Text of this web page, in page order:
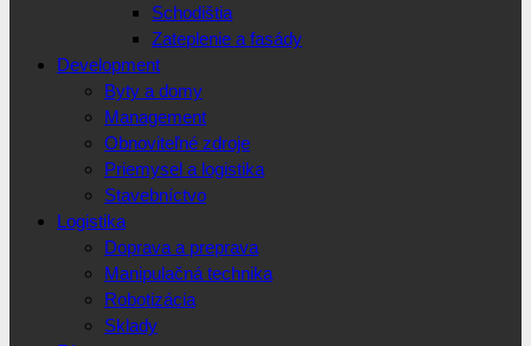
Schodištia
Zateplenie a fasády
Development
Byty a domy
Management
Obnoviteľné zdroje
Priemysel a logistika
Stavebníctvo
Logistika
Doprava a preprava
Manipulačná technika
Robotizácia
Sklady